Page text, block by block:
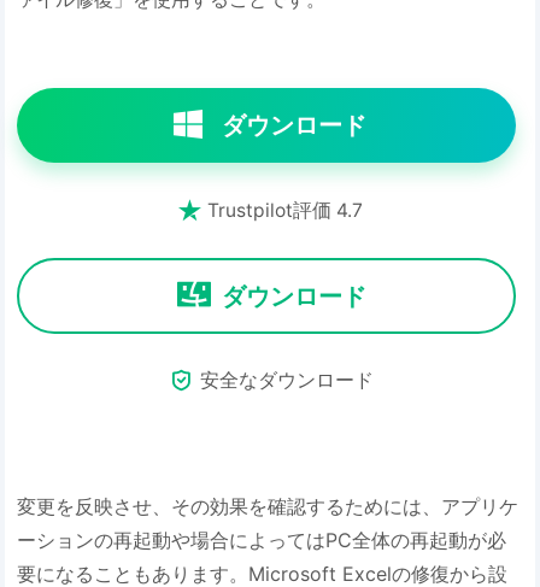
ダウンロード
 Trustpilot評価 4.7
ダウンロード
 安全なダウンロード
変更を反映させ、その効果を確認するためには、アプリケ
ーションの再起動や場合によってはPC全体の再起動が必
要になることもあります。Microsoft Excelの修復から設